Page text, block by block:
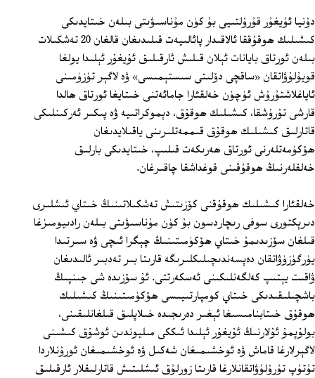
دۇنيا ئۇيغۇر قۇرۇلتىيى بۇ كۈن مۇناسىۋىتى بىلەن خىتايدىكى
كىشىلىك ھوقۇققا ئالاقىدار پائالىيەت قىلىدىغان قالغان 20 تەشكىلات
بىلەن ئورتاق بايانات ئېلان قىلىش ئارقىلىق ئۇيغۇر ئېلىدا يولغا
قويۇلۇۋاتقان «ساقچى دۆلىتى سىستېمىسى» ۋە لاگېر تۈزۈمىنى
ئاياغلاشتۇرۇش ئۈچۈن خەلقئارا جامائەتنى خىتايغا ئورتاق ھالدا
قارشى تۇرۇشقا، كىشىلىك ھوقۇق، دېموكراتىيە ۋە پىكىر ئەركىنلىكى
قاتارلىق كىشىلىك ھوقۇق قىممەتلىرىنى ياقىلايدىغان
ھۆكۈمەتلەرنى ئورتاق ھەرىكەت قىلىپ، خىتايدىكى بارلىق
خەلقلەرنىڭ ھوقۇقىنى قوغداشقا چاقىرغان.
خەلقئارا كىشىلىك ھوقۇقنى كۆزىتىش تەشكىلاتىنىڭ خىتاي ئىشلىرى
دىرېكتورى سوفى رىچاردسون بۇ كۈن مۇناسىۋىتى بىلەن رادىيومىزغا
قىلغان سۆزىدىمۇ خىتاي ھۆكۈمىتىنىڭ چېگرا ئىچى ۋە سىرتىدا
يۈرگۈزۈۋاتقان دەپسەندىچىلىكلىرىگە قارىتا بىر تەدبىر ئالىدىغان
ۋاقىت يېتىپ كەلگەنلىكىنى ئەسكەرتتى. ئۇ سۆزىدە شى جىنپىڭ
باشچىلىقىدىكى خىتاي كومپارتىيىسى ھۆكۈمىتىنىڭ كىشىلىك
ھوقۇق خىتابنامىسىغا ئېغىر دەرىجىدە خىلاپلىق قىلغانلىقىنى،
بولۇپمۇ ئۇلارنىڭ ئۇيغۇر ئېلىدا ئىككى مىليوندىن ئوشۇق كىشىنى
لاگېرلارغا قاماش ۋە ئوخشىمىغان شەكىل ۋە ئوخشىمىغان ئورۇنلاردا
تۇتۇپ تۇرۇلۇۋاتقانلارغا قارىتا زورلۇق ئىشلىتىش قاتارلىقلار ئارقىلىق